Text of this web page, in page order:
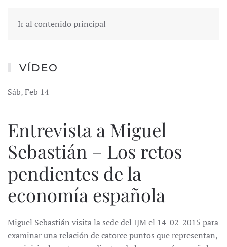
Ir al contenido principal
VÍDEO
Sáb, Feb 14
Entrevista a Miguel
Sebastián – Los retos
pendientes de la
economía española
Miguel Sebastián visita la sede del IJM el 14-02-2015 para
examinar una relación de catorce puntos que representan,